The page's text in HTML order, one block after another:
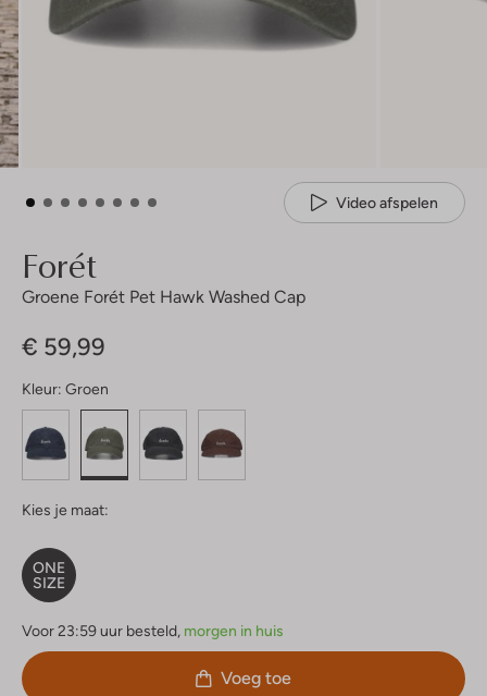
Video afspelen
Forét
Groene Forét Pet Hawk Washed Cap
€ 59,99
Kleur: Groen
Kies je maat:
ONE
SIZE
Voor 23:59 uur besteld, morgen in huis
Voeg toe